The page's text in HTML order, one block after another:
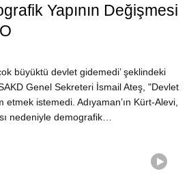
Yapının Değişmesi
büyüktü devlet gidemedi’ şeklindeki
Genel Sekreteri İsmail Ateş, "Devlet
istemedi. Adıyaman’ın Kürt-Alevi,
nedeniyle demografik…